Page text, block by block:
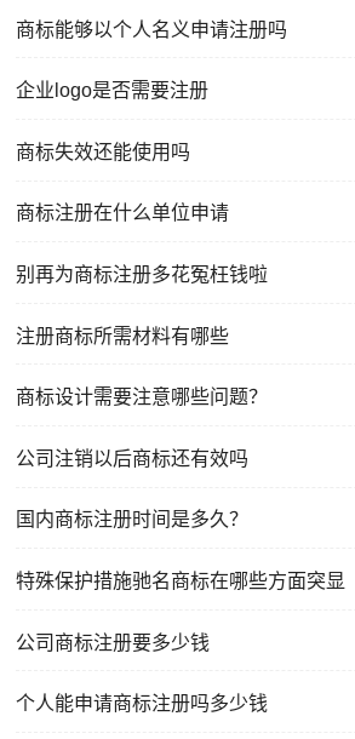
商标能够以个人名义申请注册吗
企业logo是否需要注册
商标失效还能使用吗
商标注册在什么单位申请
别再为商标注册多花冤枉钱啦
注册商标所需材料有哪些
商标设计需要注意哪些问题？
公司注销以后商标还有效吗
国内商标注册时间是多久？
特殊保护措施驰名商标在哪些方面突显
公司商标注册要多少钱
个人能申请商标注册吗多少钱